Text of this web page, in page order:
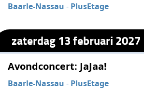
Baarle-Nassau - PlusEtage
zaterdag 13 februari 2027
Avondconcert: JaJaa!
Baarle-Nassau - PlusEtage